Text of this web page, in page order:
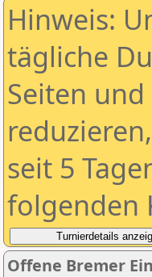
Hinweis:
tägliche
Seiten
seit 5
folgenden
Offene Bremer